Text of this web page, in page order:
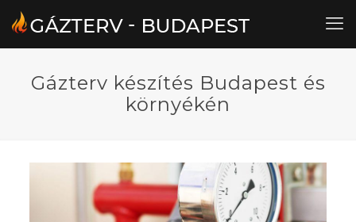
Gázterv készítés Budapest és
környékén